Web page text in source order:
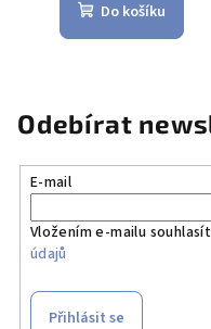
Do košíku
Odebírat
E-mail
Vložením e-mailu
údajů
Přihlásit se